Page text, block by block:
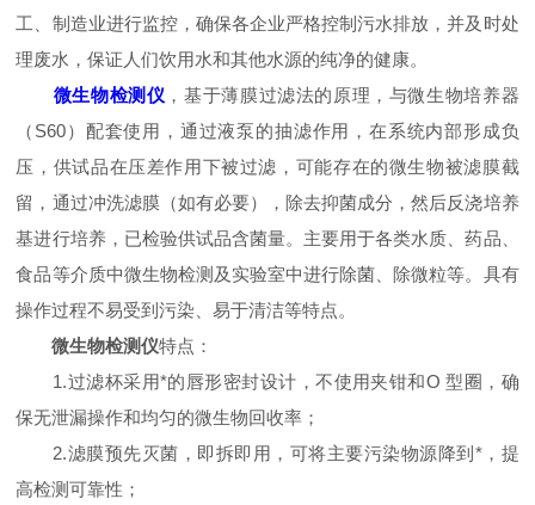
工、制造业进行监控，确保各企业严格控制污水排放，并及时处
理废水，保证人们饮用水和其他水源的纯净的健康。
微生物检测仪 ，基于薄膜过滤法的原理，与微生物培养器
（S60）配套使用，通过液泵的抽滤作用，在系统内部形成负
压，供试品在压差作用下被过滤，可能存在的微生物被滤膜截
留，通过冲洗滤膜（如有必要），除去抑菌成分，然后反浇培养
基进行培养，已检验供试品含菌量。主要用于各类水质、药品、
食品等介质中微生物检测及实验室中进行除菌、除微粒等。具有
操作过程不易受到污染、易于清洁等特点。
微生物检测仪特点：
1.过滤杯采用*的唇形密封设计，不使用夹钳和O 型圈，确
保无泄漏操作和均匀的微生物回收率；
2.滤膜预先灭菌，即拆即用，可将主要污染物源降到*，提
高检测可靠性；